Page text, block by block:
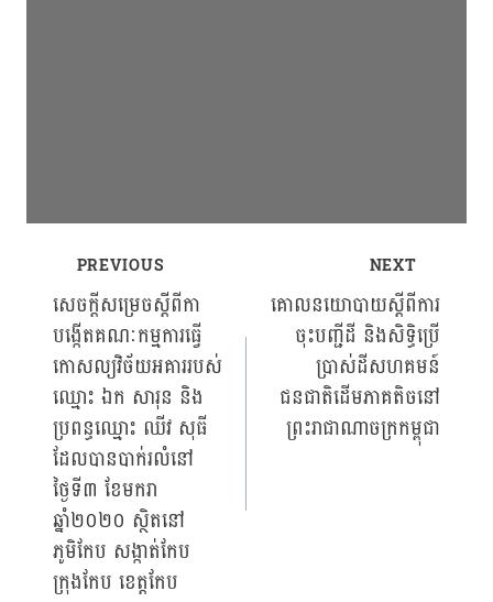
Post
navigation
PREVIOUS
សេចក្ដីសម្រេចស្ដីពីកា
បង្កើតគណៈកម្មការធ្វើ
កោសល្យវិច័យអគាររបស់
ឈ្មោះ ឯក សារុន និង
ប្រពន្ធឈ្មោះ ឈីវ សុធី
ដែលបានបាក់រលំនៅ
ថ្ងៃទី៣ ខែមករា
ឆ្នាំ២០២០ ស្ថិតនៅ
ភូមិកែប សង្កាត់កែប
ក្រុងកែប ខេត្តកែប
NEXT
គោលនយោបាយស្ដីពីការ
ចុះបញ្ជីដី និងសិទ្ធិប្រើ
ប្រាស់ដីសហគមន៍
ជនជាតិដើមភាគតិចនៅ
ព្រះរាជាណាចក្រកម្ពុជា